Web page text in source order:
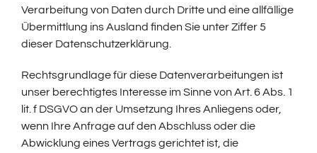
Verarbeitung von Daten durch Dritte und eine allfällige
Übermittlung ins Ausland finden Sie unter Ziffer 5
dieser Datenschutzerklärung.
Rechtsgrundlage für diese Datenverarbeitungen ist
unser berechtigtes Interesse im Sinne von Art. 6 Abs. 1
lit. f DSGVO an der Umsetzung Ihres Anliegens oder,
wenn Ihre Anfrage auf den Abschluss oder die
Abwicklung eines Vertrags gerichtet ist, die